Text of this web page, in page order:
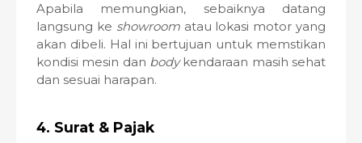
Apabila memungkian, sebaiknya datang
langsung ke showroom atau lokasi motor yang
akan dibeli. Hal ini bertujuan untuk memstikan
kondisi mesin dan body kendaraan masih sehat
dan sesuai harapan.
4. Surat & Pajak